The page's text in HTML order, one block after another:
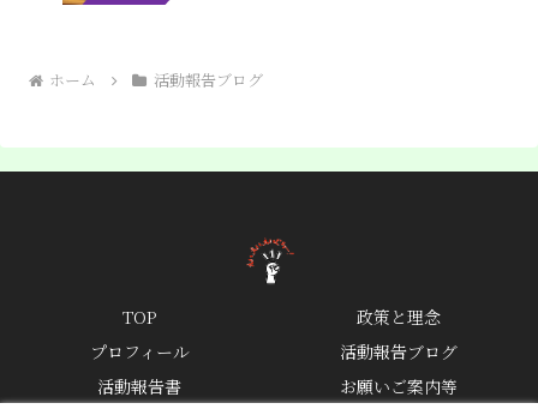
ホーム 活動報告ブログ
TOP
政策と理念
プロフィール
活動報告ブログ
活動報告書
お願いご案内等